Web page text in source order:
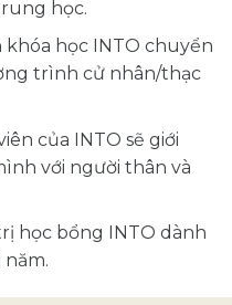
học.
khóa học INTO chuyển
trình cử nhân/thạc
của INTO sẽ giới
với người thân và
học bổng INTO dành